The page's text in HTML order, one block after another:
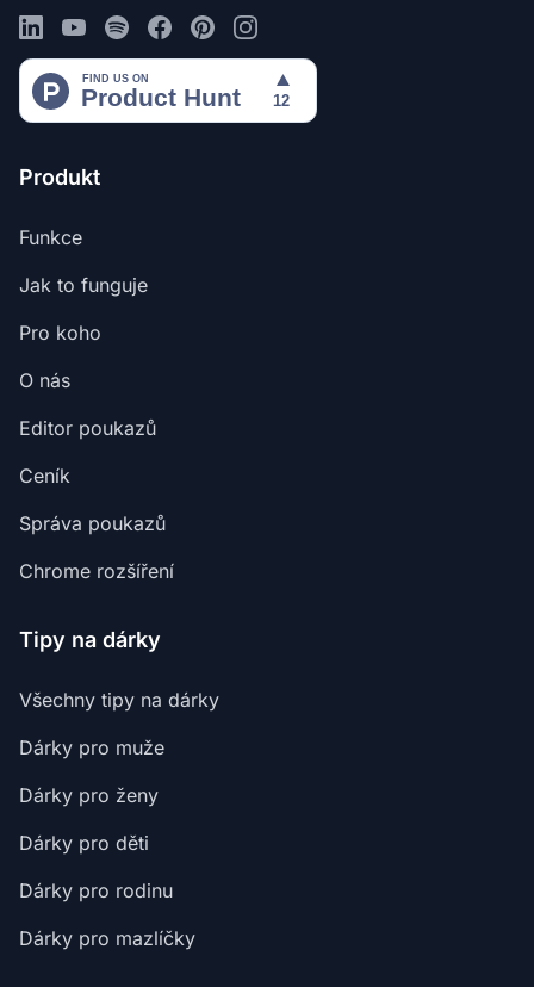
Produkt
Funkce
Jak to funguje
Pro koho
O nás
Editor poukazů
Ceník
Správa poukazů
Chrome rozšíření
Tipy na dárky
Všechny tipy na dárky
Dárky pro muže
Dárky pro ženy
Dárky pro děti
Dárky pro rodinu
Dárky pro mazlíčky